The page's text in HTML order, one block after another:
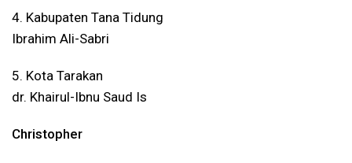
4. Kabupaten Tana Tidung
Ibrahim Ali-Sabri
5. Kota Tarakan
dr. Khairul-Ibnu Saud Is
Christopher